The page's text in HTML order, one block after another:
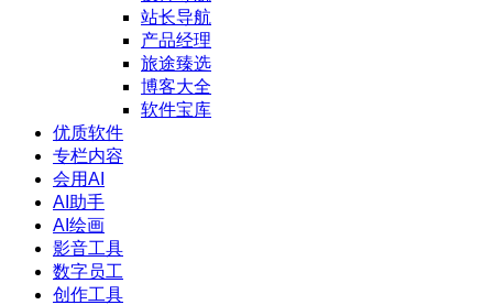
站长导航
产品经理
旅途臻选
博客大全
软件宝库
优质软件
专栏内容
会用AI
AI助手
AI绘画
影音工具
数字员工
创作工具